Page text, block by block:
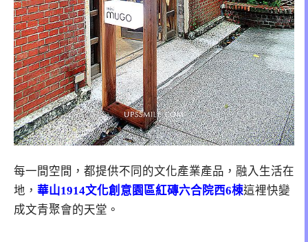
每一間空間，都提供不同的文化產業產品，融入生活在
地， 華山1914文化創意園區紅磚六合院西6棟這裡快變
成文青聚會的天堂。